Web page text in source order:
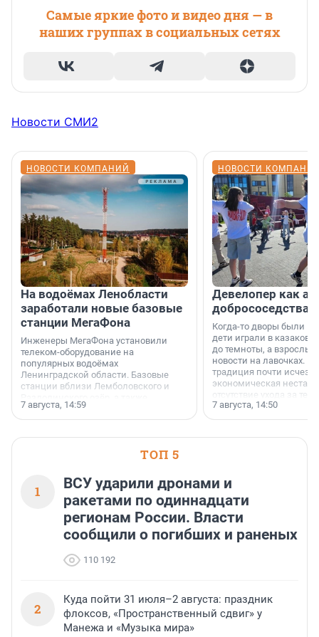
Самые яркие фото и видео дня — в
наших группах в социальных сетях
Новости СМИ2
НОВОСТИ КОМПАНИЙ
На водоёмах Ленобласти
заработали новые базовые
станции МегаФона
Инженеры МегаФона установили
телеком-оборудование на
популярных водоёмах
Ленинградской области. Базовые
станции вблизи Лемболовского и
недалеко от Большого Тосненского
водопада.
7 августа, 14:59
НОВОСТИ
Девелопер как
добрососедства
Когда-то дворы были
дети играли в казаков-
до темноты, а
новости на лавочках. В
традиция почти
экономическая
отсутствие ухода за
сделали своё дело.
7 августа, 14:50
ТОП 5
1
ВСУ ударили дронами и
ракетами по одиннадцати
регионам России. Власти
сообщили о погибших и раненых
110 192
2
Куда пойти 31 июля–2 августа: праздник
флоксов, «Пространственный сдвиг» у
Манежа и «Музыка мира»